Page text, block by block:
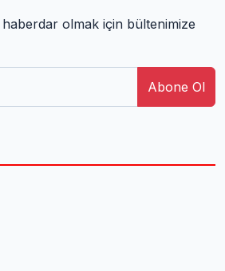
olmak için bültenimize
Abone Ol